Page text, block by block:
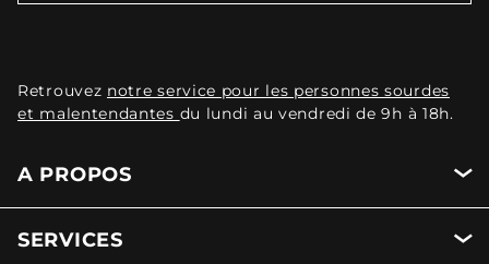
Retrouvez notre service pour les personnes sourdes
et malentendantes du lundi au vendredi de 9h à 18h.
A PROPOS
SERVICES